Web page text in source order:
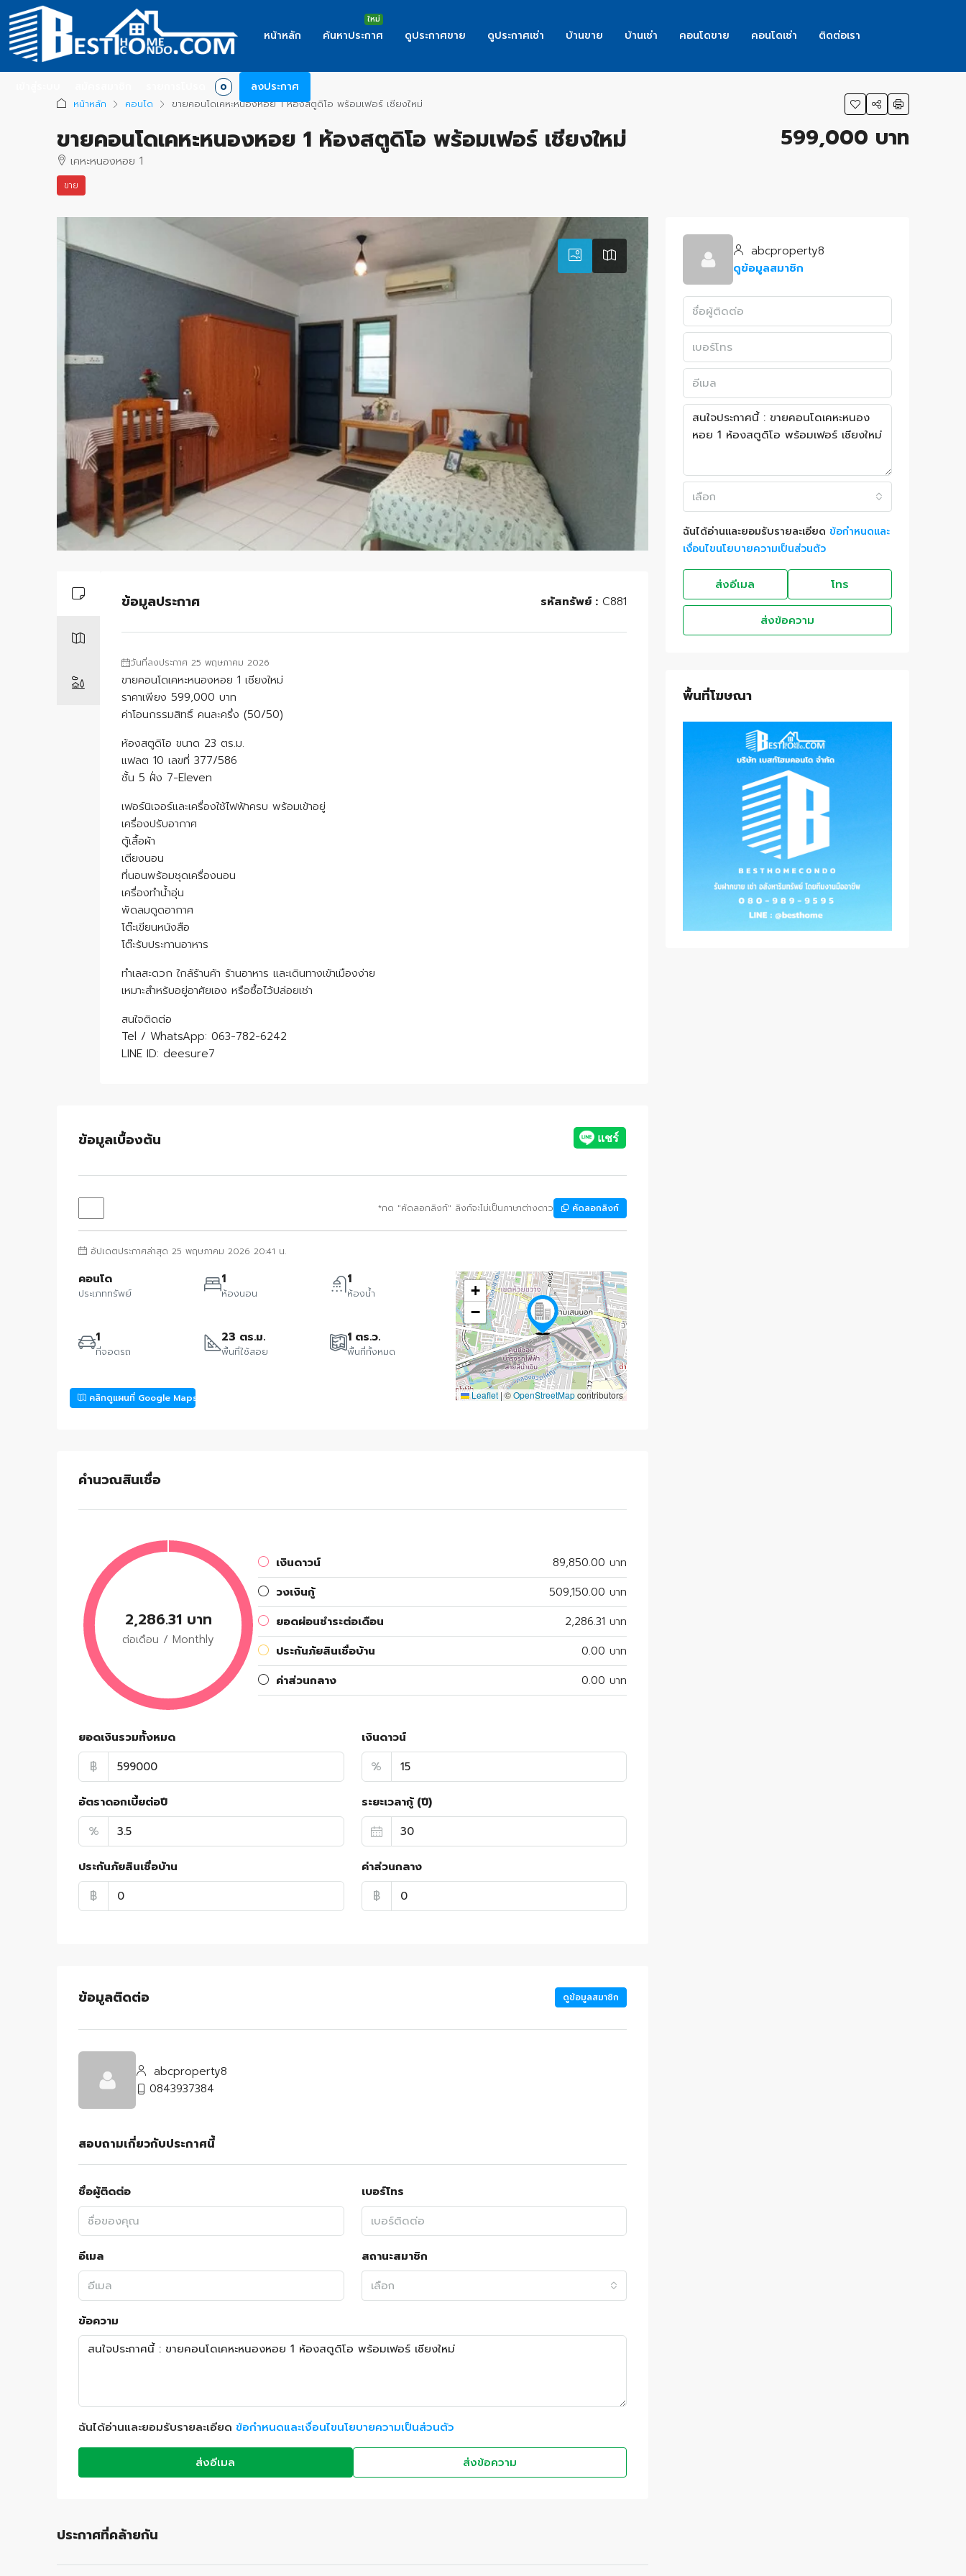
หน้าหลัก ค้นหาประกาศ ดูประกาศขาย ดูประกาศเช่า บ้านขาย บ้านเช่า คอนโดขาย คอนโดเช่า ติดต่อเรา
0 ลงประกาศ
หน้าหลัก คอนโด ขายคอนโดเคหะหนองหอย 1 ห้องสตูดิโอ พร้อมเฟอร์ เชียงใหม่
ขายคอนโดเคหะหนองหอย 1 ห้องสตูดิโอ พร้อมเฟอร์ เชียงใหม่
เคหะหนองหอย 1
ขาย
599,000 บาท
ข้อมูลประกาศ รหัสทรัพย์ : C881
วันที่ลงประกาศ 25 พฤษภาคม 2026
ขายคอนโดเคหะหนองหอย 1 เชียงใหม่
ราคาเพียง 599,000 บาท
ค่าโอนกรรมสิทธิ์ คนละครึ่ง (50/50)
ห้องสตูดิโอ ขนาด 23 ตร.ม.
แฟลต 10 เลขที่ 377/586
ชั้น 5 ฝั่ง 7-Eleven
เฟอร์นิเจอร์และเครื่องใช้ไฟฟ้าครบ พร้อมเข้าอยู่
เครื่องปรับอากาศ
ตู้เสื้อผ้า
เตียงนอน
ที่นอนพร้อมชุดเครื่องนอน
เครื่องทำน้ำอุ่น
พัดลมดูดอากาศ
โต๊ะเขียนหนังสือ
โต๊ะรับประทานอาหาร
ทำเลสะดวก ใกล้ร้านค้า ร้านอาหาร และเดินทางเข้าเมืองง่าย
เหมาะสำหรับอยู่อาศัยเอง หรือซื้อไว้ปล่อยเช่า
สนใจติดต่อ
Tel / WhatsApp: 063-782-6242
LINE ID: deesure7
ข้อมูลเบื้องต้น
*กด "คัดลอกลิงก์" ลิงก์จะไม่เป็นภาษาต่างดาว คัดลอกลิงก์
อัปเดตประกาศล่าสุด 25 พฤษภาคม 2026 20:41 น.
คอนโด
ประเภททรัพย์
1
ห้องนอน
1
ห้องน้ำ
1
ที่จอดรถ
23 ตร.ม.
พื้นที่ใช้สอย
1 ตร.ว.
พื้นที่ทั้งหมด
คลิกดูแผนที่ Google Maps
+
−
Leaflet | ©OpenStreetMapcontributors
คำนวณสินเชื่อ
2,286.31 บาท
ต่อเดือน / Monthly
เงินดาวน์
89,850.00 บาท
วงเงินกู้
509,150.00 บาท
ยอดผ่อนชำระต่อเดือน
2,286.31 บาท
ประกันภัยสินเชื่อบ้าน
0.00 บาท
ค่าส่วนกลาง
0.00 บาท
ยอดเงินรวมทั้งหมด
฿
เงินดาวน์
%
อัตราดอกเบี้ยต่อปี
%
ระยะเวลากู้ (ปี)
ประกันภัยสินเชื่อบ้าน
฿
ค่าส่วนกลาง
฿
ข้อมูลติดต่อ ดูข้อมูลสมาชิก
abcproperty8
0843937384
สอบถามเกี่ยวกับประกาศนี้
ชื่อผู้ติดต่อ เบอร์โทร
อีเมล
สถานะสมาชิก
เลือก
ข้อความ
ฉันได้อ่านและยอมรับรายละเอียด ข้อกำหนดและเงื่อนไขนโยบายความเป็นส่วนตัว
ส่งอีเมล ส่งข้อความ
ประกาศที่คล้ายกัน
abcproperty8
ดูข้อมูลสมาชิก
เลือก
ฉันได้อ่านและยอมรับรายละเอียด ข้อกำหนดและ
เงื่อนไขนโยบายความเป็นส่วนตัว
ส่งอีเมล โทร
ส่งข้อความ
พื้นที่โฆษณา